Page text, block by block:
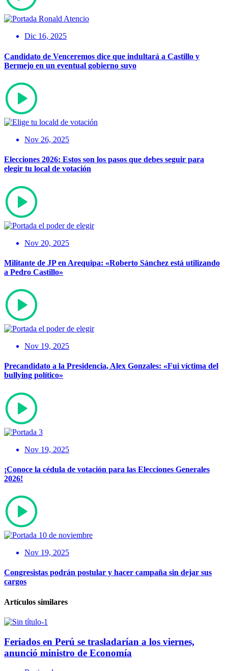
Dic 16, 2025
Candidato de Venceremos dice que indultará a Castillo y
Bermejo en un eventual gobierno suyo
Nov 26, 2025
Elecciones 2026: Estos son los pasos que debes seguir para
elegir tu local de votación
Nov 20, 2025
Militante de JP en Arequipa: «Roberto Sánchez está utilizando
a Pedro Castillo»
Nov 19, 2025
Precandidato a la Presidencia, Alex Gonzales: «Fui víctima del
bullying político»
Nov 19, 2025
¡Conoce la cédula de votación para las Elecciones Generales
2026!
Nov 19, 2025
Congresistas podrán postular y hacer campaña sin dejar sus
cargos
Artículos similares
Feriados en Perú se trasladarían a los viernes,
anunció ministro de Economía